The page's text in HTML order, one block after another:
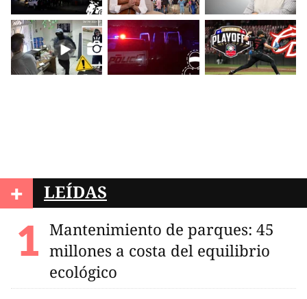
+ LEÍDAS
Mantenimiento de parques: 45
millones a costa del equilibrio
ecológico